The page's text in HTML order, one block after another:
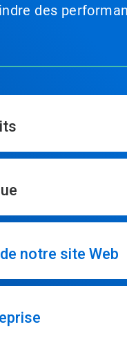
des
notre site Web